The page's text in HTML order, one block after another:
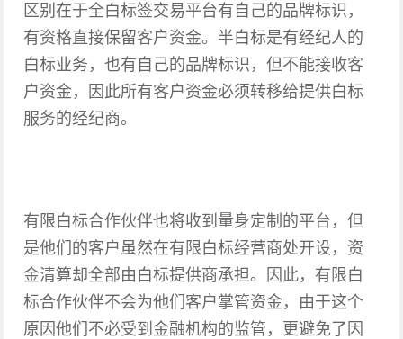
区别在于全白标签交易平台有自己的品牌标识，
有资格直接保留客户资金。半白标是有经纪人的
白标业务，也有自己的品牌标识，但不能接收客
户资金，因此所有客户资金必须转移给提供白标
服务的经纪商。
有限白标合作伙伴也将收到量身定制的平台，但
是他们的客户虽然在有限白标经营商处开设，资
金清算却全部由白标提供商承担。因此，有限白
标合作伙伴不会为他们客户掌管资金，由于这个
原因他们不必受到金融机构的监管，更避免了因